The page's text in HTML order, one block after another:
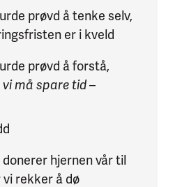
prøvd å tenke selv,
er i kveld
prøvd å forstå,
vi må spare tid–
hjernen vår til
rekker å dø